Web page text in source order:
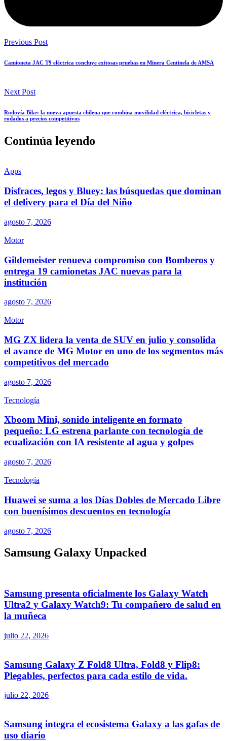
Previous Post
Camioneta JAC T9 eléctrica concluye exitosas pruebas en Minera Centinela de AMSA
Next Post
Rodovía Bike: la nueva apuesta chilena que combina movilidad eléctrica, bicicletas y
rodados a precios competitivos
Continúa leyendo
Apps
Disfraces, legos y Bluey: las búsquedas que dominan
el delivery para el Día del Niño
agosto 7, 2026
Motor
Gildemeister renueva compromiso con Bomberos y
entrega 19 camionetas JAC nuevas para la
institución
agosto 7, 2026
Motor
MG ZX lidera la venta de SUV en julio y consolida
el avance de MG Motor en uno de los segmentos más
competitivos del mercado
agosto 7, 2026
Tecnología
Xboom Mini, sonido inteligente en formato
pequeño: LG estrena parlante con tecnología de
ecualización con IA resistente al agua y golpes
agosto 7, 2026
Tecnología
Huawei se suma a los Días Dobles de Mercado Libre
con buenísimos descuentos en tecnología
agosto 7, 2026
Samsung Galaxy Unpacked
Samsung presenta oficialmente los Galaxy Watch
Ultra2 y Galaxy Watch9: Tu compañero de salud en
la muñeca
julio 22, 2026
Samsung Galaxy Z Fold8 Ultra, Fold8 y Flip8:
Plegables, perfectos para cada estilo de vida.
julio 22, 2026
Samsung integra el ecosistema Galaxy a las gafas de
uso diario